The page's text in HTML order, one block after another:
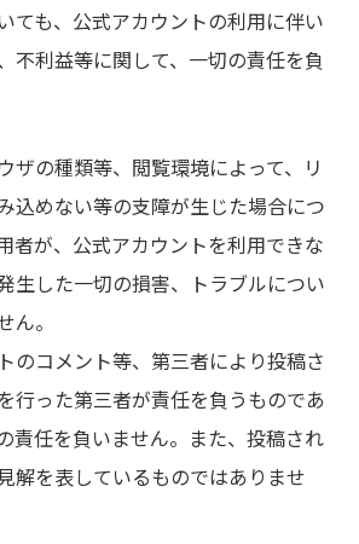
ても、公式アカウントの利用に伴い
不利益等に関して、一切の責任を負
の種類等、閲覧環境によって、リ
込めない等の支障が生じた場合につ
者が、公式アカウントを利用できな
生した一切の損害、トラブルについ
ん。
コメント等、第三者により投稿さ
行った第三者が責任を負うものであ
責任を負いません。また、投稿され
解を表しているものではありませ